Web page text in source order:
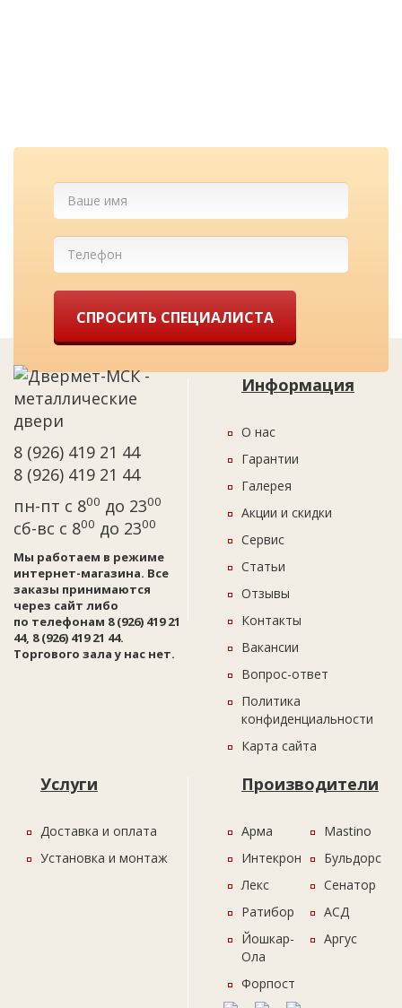
СПРОСИТЬ СПЕЦИАЛИСТА
8 (926) 419 21 44
8 (926) 419 21 44
пн-пт с 800 до 2300
сб-вс с 800 до 2300
Мы работаем в режиме
интернет-магазина. Все
заказы принимаются
через сайт либо
по телефонам 8 (926) 419 21
44, 8 (926) 419 21 44.
Торгового зала у нас нет.
Информация
О нас
Гарантии
Галерея
Акции и скидки
Сервис
Статьи
Отзывы
Контакты
Вакансии
Вопрос-ответ
Политика
конфиденциальности
Карта сайта
Услуги
Доставка и оплата
Установка и монтаж
Производители
Арма
Интекрон
Лекс
Ратибор
Йошкар-
Ола
Форпост
Mastino
Бульдорс
Сенатор
АСД
Аргус